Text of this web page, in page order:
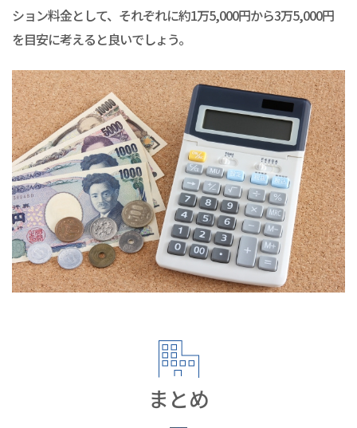
ション料金として、それぞれに約1万5,000円から3万5,000円
を目安に考えると良いでしょう。
まとめ